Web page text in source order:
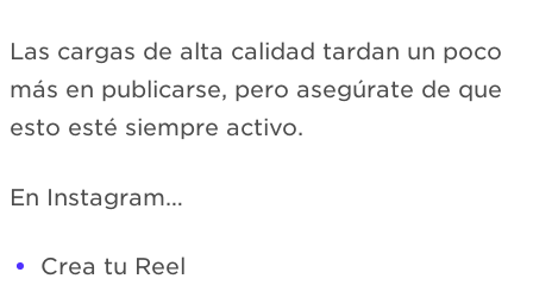
Las cargas de alta calidad tardan un poco
más en publicarse, pero asegúrate de que
esto esté siempre activo.
En Instagram…
Crea tu Reel